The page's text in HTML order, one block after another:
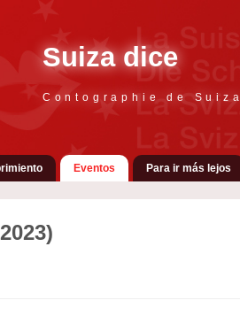
Suiza dice
Contographie de Suiza
Eventos Para ir más lejos